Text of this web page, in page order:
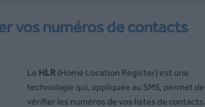
vos numéros de contacts
Le HLR (Home Location Register) est une
technologie qui, appliquée au SMS, permet de
vérifier les numéros de vos listes de contacts.